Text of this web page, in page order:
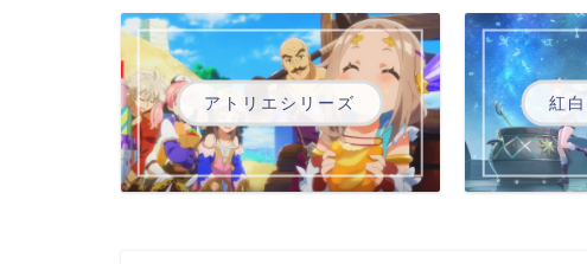
アトリエシリーズ 紅